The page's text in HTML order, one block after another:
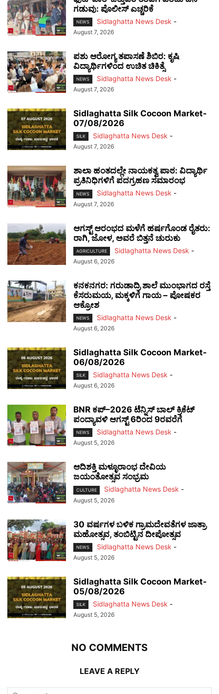
ಗಡುವು: ಪೊಲೀಸ್ ಎಚ್ಚರಿಕೆ
NEWS Sidlaghatta News Desk -
August 7, 2026
ಪಶು ಆರೋಗ್ಯ ತಪಾಸಣೆ ಶಿಬಿರ: ಕೃಷಿ
ವಿದ್ಯಾರ್ಥಿಗಳಿಂದ ಉಚಿತ ಚಿಕಿತ್ಸೆ
NEWS Sidlaghatta News Desk -
August 7, 2026
Sidlaghatta Silk Cocoon Market-
07/08/2026
SILK Sidlaghatta News Desk -
August 7, 2026
ಶಾಲಾ ಹಂತದಲ್ಲೇ ನಾಯಕತ್ವ ಪಾಠ: ವಿದ್ಯಾರ್ಥಿ
ಪ್ರತಿನಿಧಿಗಳಿಗೆ ಪದಗ್ರಹಣ ಸಮಾರಂಭ
NEWS Sidlaghatta News Desk -
August 7, 2026
ಆಗಸ್ಟ್ ಆರಂಭದ ಮಳೆಗೆ ಹರ್ಷಗೊಂಡ ರೈತರು:
ರಾಗಿ, ಜೋಳ, ಅವರೆ ಬಿತ್ತನೆ ಚುರುಕು
AGRICULTURE Sidlaghatta News Desk -
August 6, 2026
ಕನಕನಗರ: ಗರುಡಾದ್ರಿ ಶಾಲೆ ಮುಂಭಾಗದ ರಸ್ತೆ
ಕೆಸರುಮಯ, ಮಕ್ಕಳಿಗೆ ಗಾಯ – ಪೋಷಕರ
ಆಕ್ರೋಶ
NEWS Sidlaghatta News Desk -
August 6, 2026
Sidlaghatta Silk Cocoon Market-
06/08/2026
SILK Sidlaghatta News Desk -
August 6, 2026
BNR ಕಪ್–2026 ಟೆನ್ನಿಸ್ ಬಾಲ್ ಕ್ರಿಕೆಟ್
ಪಂದ್ಯಾವಳಿ ಆಗಸ್ಟ್ 6ರಿಂದ 9ರವರೆಗೆ
NEWS Sidlaghatta News Desk -
August 5, 2026
ಆದಿಶಕ್ತಿ ಮಳ್ಳೂರಾಂಭ ದೇವಿಯ
ಜಯಂತೋತ್ಸವ ಸಂಭ್ರಮ
CULTURE Sidlaghatta News Desk -
August 5, 2026
30 ವರ್ಷಗಳ ಬಳಿಕ ಗ್ರಾಮದೇವತೆಗಳ ಜಾತ್ರಾ
ಮಹೋತ್ಸವ, ತಂಬಿಟ್ಟಿನ ದೀಪೋತ್ಸವ
NEWS Sidlaghatta News Desk -
August 5, 2026
Sidlaghatta Silk Cocoon Market-
05/08/2026
SILK Sidlaghatta News Desk -
August 5, 2026
NO COMMENTS
LEAVE A REPLY